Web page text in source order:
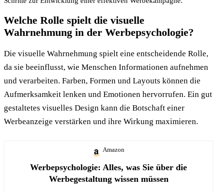
Welche Rolle spielt die visuelle
Wahrnehmung in der Werbepsychologie?
Die visuelle Wahrnehmung spielt eine entscheidende Rolle,
da sie beeinflusst, wie Menschen Informationen aufnehmen
und verarbeiten. Farben, Formen und Layouts können die
Aufmerksamkeit lenken und Emotionen hervorrufen. Ein gut
gestaltetes visuelles Design kann die Botschaft einer
Werbeanzeige verstärken und ihre Wirkung maximieren.
Amazon
Werbepsychologie: Alles, was Sie über die
Werbegestaltung wissen müssen